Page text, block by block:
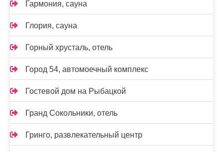
Гармония, сауна
Глория, сауна
Горный хрусталь, отель
Город 54, автомоечный комплекс
Гостевой дом на Рыбацкой
Гранд Сокольники, отель
Гринго, развлекательный центр